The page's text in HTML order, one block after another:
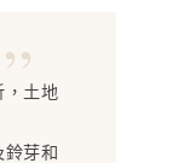
，土地
鈴芽和